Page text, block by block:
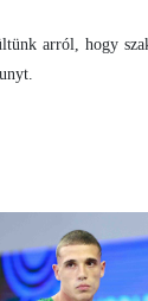
arról, hogy